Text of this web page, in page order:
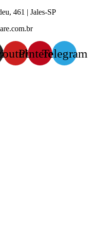
461 | Jales-SP
PinterestTelegram